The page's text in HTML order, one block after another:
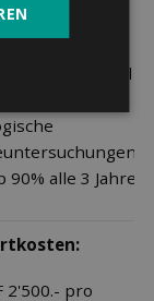
Anzahl
90% alle 3 Jahre.
2'500.- pro